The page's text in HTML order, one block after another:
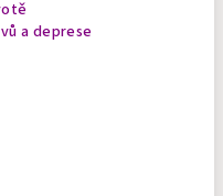
a deprese